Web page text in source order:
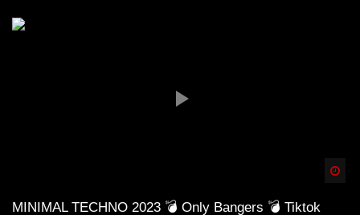
MINIMAL TECHNO 2023 💣 Only Bangers 💣 Tiktok